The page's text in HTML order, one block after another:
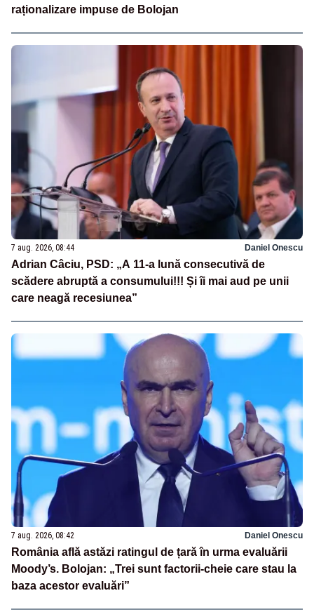
raționalizare impuse de Bolojan
7 aug. 2026, 08:44 Daniel Onescu
Adrian Câciu, PSD: „A 11-a lună consecutivă de
scădere abruptă a consumului!!! Și îi mai aud pe unii
care neagă recesiunea”
7 aug. 2026, 08:42 Daniel Onescu
România află astăzi ratingul de țară în urma evaluării
Moody’s. Bolojan: „Trei sunt factorii-cheie care stau la
baza acestor evaluări”